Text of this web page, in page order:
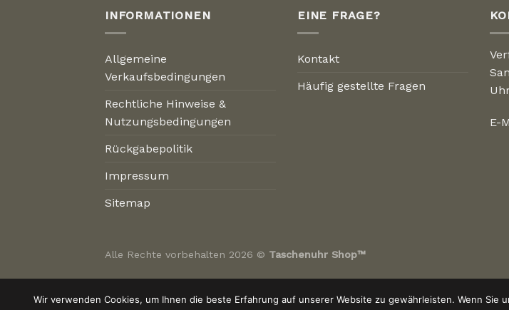
INFORMATIONEN
Allgemeine
Verkaufsbedingungen
Rechtliche Hinweise &
Nutzungsbedingungen
Rückgabepolitik
Impressum
Sitemap
EINE FRAGE?
Kontakt
Häufig gestellte Fragen
E-
Alle Rechte vorbehalten 2026 © Taschenuhr Shop™
Wir verwenden Cookies, um Ihnen die beste Erfahrung auf unserer Website zu gewährleisten. Wenn